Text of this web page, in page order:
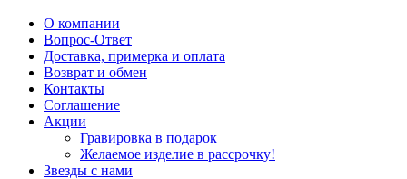
О компании
Вопрос-Ответ
Доставка, примерка и оплата
Возврат и обмен
Контакты
Соглашение
Акции
Гравировка в подарок
Желаемое изделие в рассрочку!
Звезды с нами